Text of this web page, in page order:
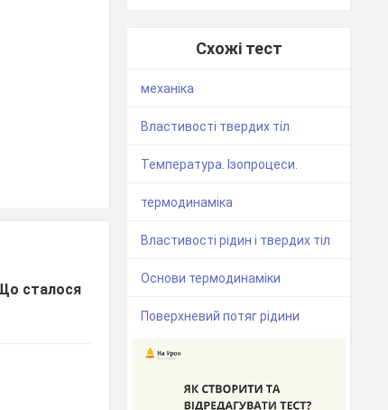
сталося
Схожі тест
механіка
Властивості твердих тіл
Температура. Ізопроцеси.
термодинаміка
Властивості рідин і твердих тіл
Основи термодинаміки
Поверхневий потяг рідини